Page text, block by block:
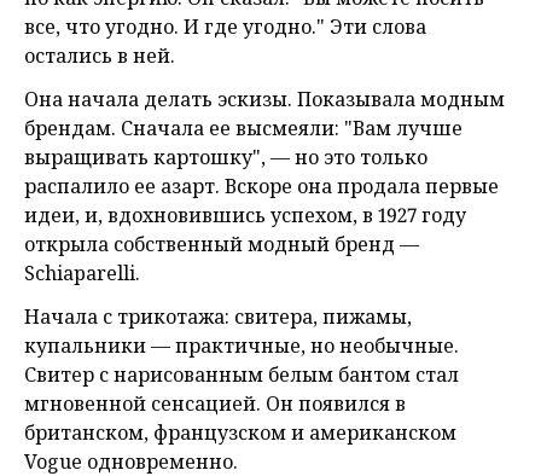
все, что угодно. И где угодно." Эти слова
остались в ней.
Она начала делать эскизы. Показывала модным
брендам. Сначала ее высмеяли: "Вам лучше
выращивать картошку", — но это только
распалило ее азарт. Вскоре она продала первые
идеи, и, вдохновившись успехом, в 1927 году
открыла собственный модный бренд —
Schiaparelli.
Начала с трикотажа: свитера, пижамы,
купальники — практичные, но необычные.
Свитер с нарисованным белым бантом стал
мгновенной сенсацией. Он появился в
британском, французском и американском
Vogue одновременно.